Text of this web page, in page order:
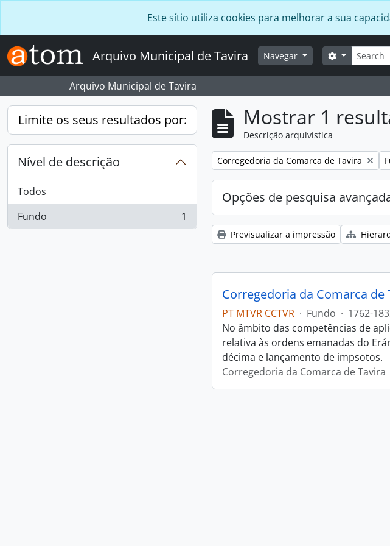
Este sítio utiliza cookies para melhorar a sua
Arquivo Municipal de Tavira Navegar Pesquisar
Opções de
Arquivo Municipal de Tavira
Limite os seus resultados por:
Nível de descrição
Todos
Fundo
, 1 resultados 1
Mostrar 1
Descrição arquivística
Remover filtro:
Corregedoria da Comarca de Tavira
Opções de pesquisa
Previsualizar a impressão
Corregedoria da Comarca de
PT MTVR CCTVR · Fundo · 1762-
No âmbito das competências de
relativa às ordens emanadas do
décima e lançamento de impsotos.
Corregedoria da Comarca de Tavira